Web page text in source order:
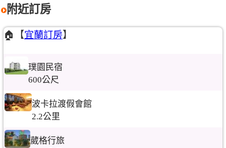
附近訂房
🏠【宜蘭訂房】
璞園民宿
600公尺
波卡拉渡假會館
2.2公里
葳格行旅